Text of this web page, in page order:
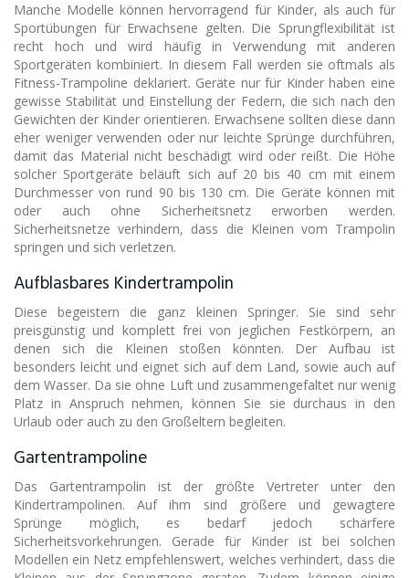
Manche Modelle können hervorragend für Kinder, als auch für
Sportübungen für Erwachsene gelten. Die Sprungflexibilität ist
recht hoch und wird häufig in Verwendung mit anderen
Sportgeräten kombiniert. In diesem Fall werden sie oftmals als
Fitness-Trampoline deklariert. Geräte nur für Kinder haben eine
gewisse Stabilität und Einstellung der Federn, die sich nach den
Gewichten der Kinder orientieren. Erwachsene sollten diese dann
eher weniger verwenden oder nur leichte Sprünge durchführen,
damit das Material nicht beschädigt wird oder reißt. Die Höhe
solcher Sportgeräte beläuft sich auf 20 bis 40 cm mit einem
Durchmesser von rund 90 bis 130 cm. Die Geräte können mit
oder auch ohne Sicherheitsnetz erworben werden.
Sicherheitsnetze verhindern, dass die Kleinen vom Trampolin
springen und sich verletzen.
Aufblasbares Kindertrampolin
Diese begeistern die ganz kleinen Springer. Sie sind sehr
preisgünstig und komplett frei von jeglichen Festkörpern, an
denen sich die Kleinen stoßen könnten. Der Aufbau ist
besonders leicht und eignet sich auf dem Land, sowie auch auf
dem Wasser. Da sie ohne Luft und zusammengefaltet nur wenig
Platz in Anspruch nehmen, können Sie sie durchaus in den
Urlaub oder auch zu den Großeltern begleiten.
Gartentrampoline
Das Gartentrampolin ist der größte Vertreter unter den
Kindertrampolinen. Auf ihm sind größere und gewagtere
Sprünge möglich, es bedarf jedoch schärfere
Sicherheitsvorkehrungen. Gerade für Kinder ist bei solchen
Modellen ein Netz empfehlenswert, welches verhindert, dass die